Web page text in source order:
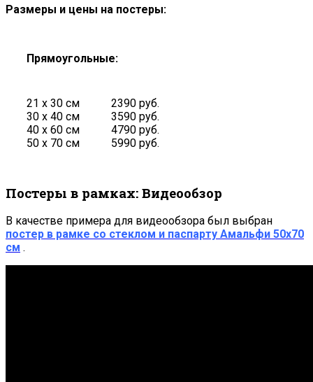
Размеры и цены на постеры:
Прямоугольные:
21 х 30 см
30 х 40 см
40 х 60 см
50 х 70 см
2390 руб.
3590 руб.
4790 руб.
5990 руб.
Постеры в рамках: Видеообзор
В качестве примера для видеообзора был выбран
постер в рамке со стеклом и паспарту Амальфи 50х70
см .